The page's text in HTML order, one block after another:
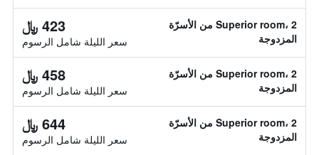
Superior room، 2 من الأسرّة
المزدوجة
423 ﷼
سعر الليلة شامل الرسوم
Superior room، 2 من الأسرّة
المزدوجة
458 ﷼
سعر الليلة شامل الرسوم
Superior room، 2 من الأسرّة
المزدوجة
644 ﷼
سعر الليلة شامل الرسوم